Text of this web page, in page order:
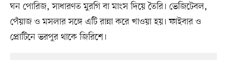
ঘন পোরিজ, সাধারণত মুরগি বা মাংস দিয়ে তৈরি। ভেজিটেবল,
পেঁয়াজ ও মসলার সঙ্গে এটি রান্না করে খাওয়া হয়। ফাইবার ও
প্রোটিনে ভরপুর থাকে জিরিশে।